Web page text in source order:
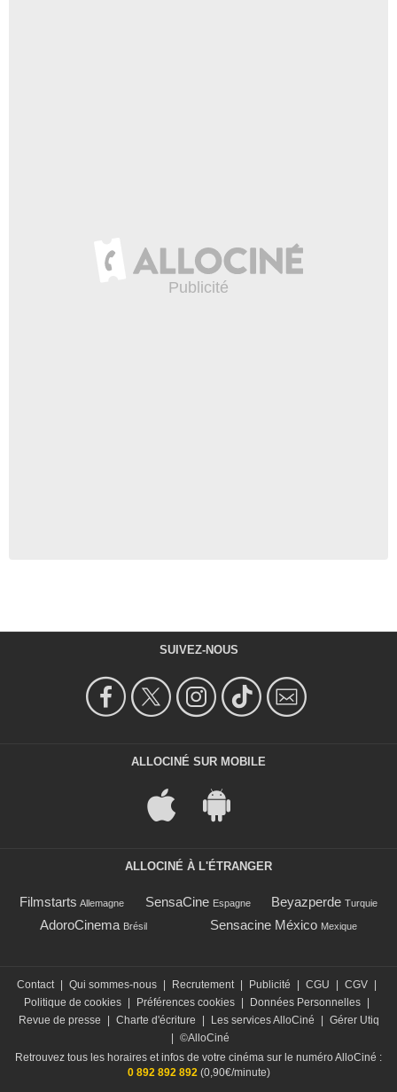
SUIVEZ-NOUS
ALLOCINÉ SUR MOBILE
ALLOCINÉ À L'ÉTRANGER
Filmstarts Allemagne SensaCine Espagne Beyazperde Turquie
AdoroCinema Brésil Sensacine México Mexique
Contact Qui sommes-nous Recrutement Publicité CGU CGV
Politique de cookies
Préférences cookies Données Personnelles
Revue de presse
Charte d'écriture Les services AlloCiné
Gérer Utiq
©AlloCiné
Retrouvez tous les horaires et infos de votre cinéma sur le numéro AlloCiné :
0 892 892 892(0,90€/minute)